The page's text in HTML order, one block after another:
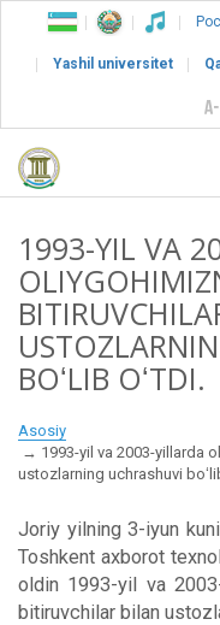
Yashil universitet
1993-YIL VA
BOʻLIB OʻTDI.
Asosiy
1993-yil va 2003-yillarda
ustozlarning uchrashuvi
Joriy yilning 3-iyun
Toshkent axborot
oldin 1993-yil va
bitiruvchilar bilan